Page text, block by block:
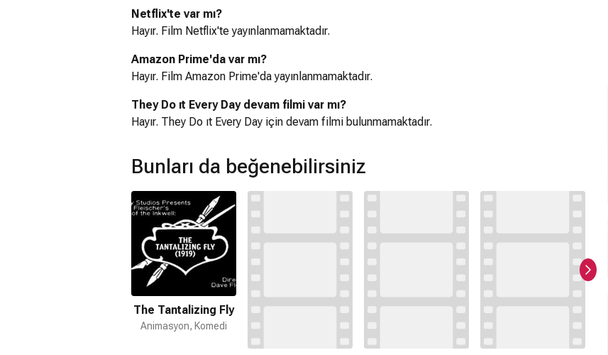
Netflix'te var mı?
Hayır. Film Netflix'te yayınlanmamaktadır.
Amazon Prime'da var mı?
Hayır. Film Amazon Prime'da yayınlanmamaktadır.
They Do ıt Every Day devam filmi var mı?
Hayır. They Do ıt Every Day için devam filmi bulunmamaktadır.
Bunları da beğenebilirsiniz
The Tantalizing Fly
Animasyon, Komedi